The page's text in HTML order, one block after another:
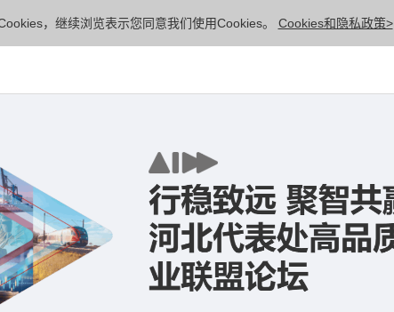
，继续浏览表示您同意我们使用Cookies。 Cookies和隐私政策>